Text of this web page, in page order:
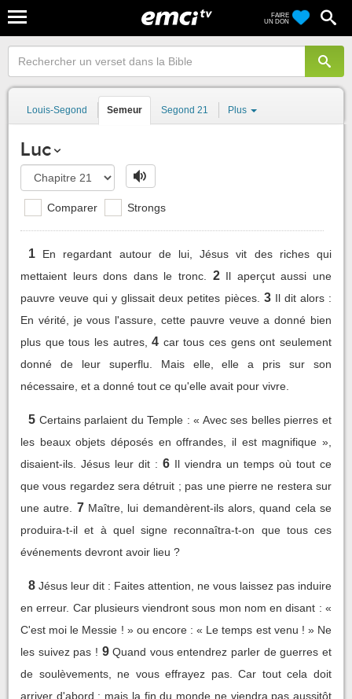
FAIRE
UN DON
Louis-Segond Semeur Segond 21 Plus
Luc
Comparer Strongs
1
En regardant autour de lui, Jésus vit des riches qui
mettaient leurs dons dans le tronc.
2 Il aperçut aussi une
pauvre veuve qui y glissait deux petites pièces. 3 Il dit alors :
En vérité, je vous l'assure, cette pauvre veuve a donné bien
plus que tous les autres, 4 car tous ces gens ont seulement
donné de leur superflu. Mais elle, elle a pris sur son
nécessaire, et a donné tout ce qu'elle avait pour vivre.
5 Certains parlaient du Temple : « Avec ses belles pierres et
les beaux objets déposés en offrandes, il est magnifique »,
disaient-ils. Jésus leur dit : 6 Il viendra un temps où tout ce
que vous regardez sera détruit ; pas une pierre ne restera sur
une autre.
7 Maître, lui demandèrent-ils alors, quand cela se
produira-t-il et à quel signe reconnaîtra-t-on que tous ces
événements devront avoir lieu ?
8 Jésus leur dit : Faites attention, ne vous laissez pas induire
en erreur. Car plusieurs viendront sous mon nom en disant : «
C'est moi le Messie ! » ou encore : « Le temps est venu ! » Ne
les suivez pas ! 9 Quand vous entendrez parler de guerres et
de soulèvements, ne vous effrayez pas. Car tout cela doit
arriver d'abord ; mais la fin du monde ne viendra pas aussitôt